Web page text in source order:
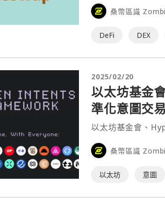
平台介面上，於
鏈之間一鍵完成代
桑幣區識
DeFi DEX
2025/02/20
以太坊基金
準化意圖交
以太坊基金會、
桑幣區識
以太坊 意圖